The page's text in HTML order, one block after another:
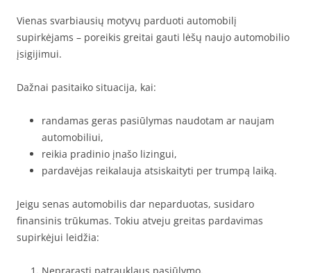
Vienas svarbiausių motyvų parduoti automobilį
supirkėjams – poreikis greitai gauti lėšų naujo automobilio
įsigijimui.
Dažnai pasitaiko situacija, kai:
randamas geras pasiūlymas naudotam ar naujam
automobiliui,
reikia pradinio įnašo lizingui,
pardavėjas reikalauja atsiskaityti per trumpą laiką.
Jeigu senas automobilis dar neparduotas, susidaro
finansinis trūkumas. Tokiu atveju greitas pardavimas
supirkėjui leidžia: